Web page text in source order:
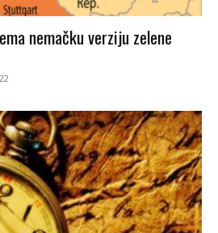
nemačku verziju zelene